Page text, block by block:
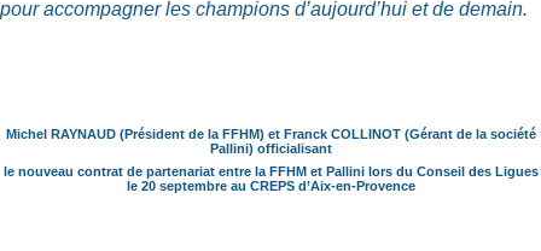
pour accompagner les champions d’aujourd’hui et de demain.
Michel RAYNAUD (Président de la FFHM) et Franck COLLINOT (Gérant de la société
Pallini) officialisant
le nouveau contrat de partenariat entre la FFHM et Pallini lors du Conseil des Ligues
le 20 septembre au CREPS d’Aix-en-Provence